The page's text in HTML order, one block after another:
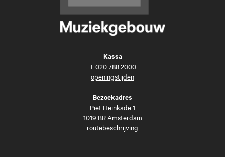
Kassa
T 020 788 2000
openingstijden
Bezoekadres
Piet Heinkade 1
1019 BR Amsterdam
routebeschrijving